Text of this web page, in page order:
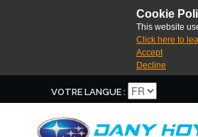
Cookie
This website
Click here to
Accept
Decline
VOTRE LANGUE :